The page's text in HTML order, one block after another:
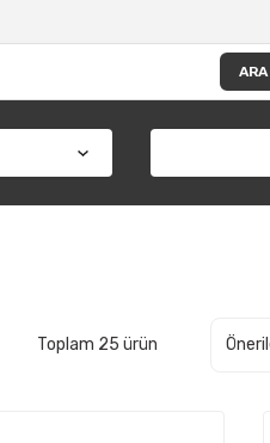
ARA
Toplam 25 ürün